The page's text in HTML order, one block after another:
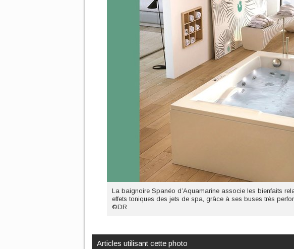
La baignoire Spanéo d’Aquamarine associe les bienfaits
effets toniques des jets de spa, grâce à ses buses très
©DR
Articles utilisant cette photo